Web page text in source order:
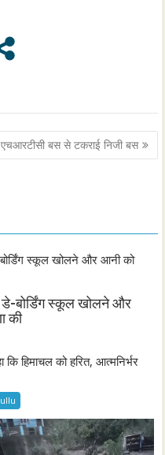
एचआरटीसी बस से टकराई निजी बस
डे-बोर्डिंग स्कूल खोलने और
की
हिमाचल को हरित, आत्मनिर्भर